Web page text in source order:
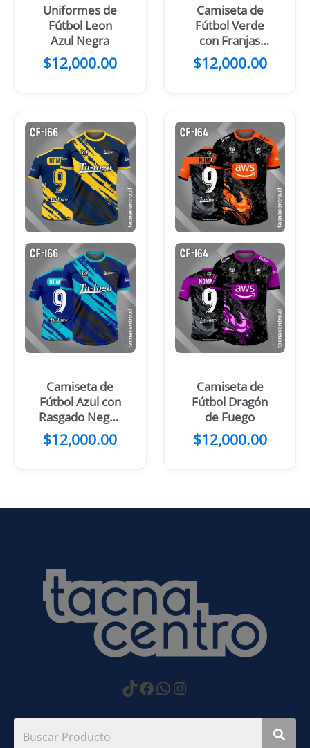
Uniformes de
Fútbol Leon
Azul Negra
$12,000.00
Camiseta de
Fútbol Verde
con Franjas
Centrales
Negro Amarillo
$12,000.00
Camiseta de
Fútbol Azul con
Rasgado Negro
y Amarillo
$12,000.00
Camiseta de
Fútbol Dragón
de Fuego
$12,000.00
https://
Facebook
WhatsApp
Instagram